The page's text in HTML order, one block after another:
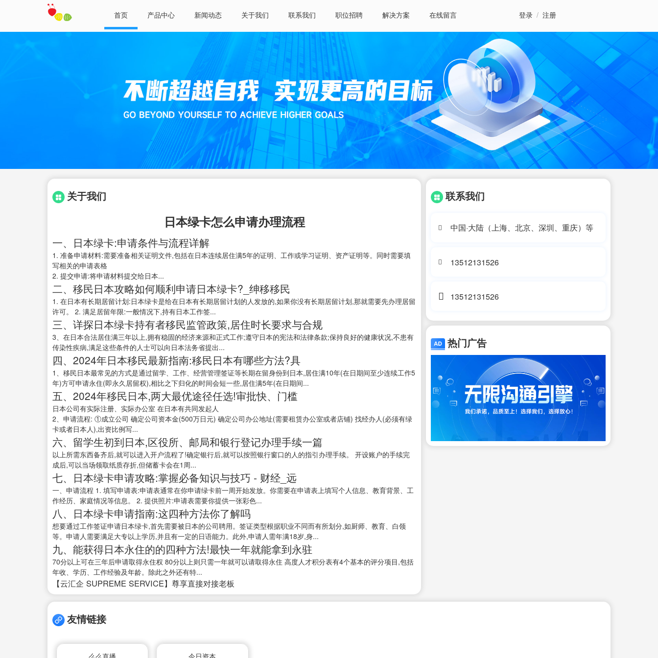
首页 产品中心 新闻动态 关于我们 联系我们 职位招聘 解决方案 在线留言 登录 / 注册
关于我们
日本绿卡怎么申请办理流程
一、日本绿卡:申请条件与流程详解
1. 准备申请材料:需要准备相关证明文件,包括在日本连续居住满5年的证明、工作或学习证明、资产证明等。同时需要填
写相关的申请表格
2. 提交申请:将申请材料提交给日本...
二、移民日本攻略如何顺利申请日本绿卡?_绅移移民
1. 在日本有长期居留计划:日本绿卡是给在日本有长期居留计划的人发放的,如果你没有长期居留计划,那就需要先办理居留
许可。 2. 满足居留年限:一般情况下,持有日本工作签...
三、详探日本绿卡持有者移民监管政策,居住时长要求与合规
3、在日本合法居住满三年以上,拥有稳固的经济来源和正式工作;遵守日本的宪法和法律条款;保持良好的健康状况,不患有
传染性疾病,满足这些条件的人士可以向日本法务省提出...
四、2024年日本移民最新指南:移民日本有哪些方法?具
1、移民日本最常见的方式是通过留学、工作、经营管理签证等长期在留身份到日本,居住满10年(在日期间至少连续工作5
年)方可申请永住(即永久居留权),相比之下归化的时间会短一些,居住满5年(在日期间...
五、2024年移民日本,两大最优途径任选!审批快、门槛
日本公司有实际注册、实际办公室 在日本有共同发起人
2、申请流程: ①成立公司 确定公司资本金(500万日元) 确定公司办公地址(需要租赁办公室或者店铺) 找经办人(必须有绿
卡或者日本人),出资比例写...
六、留学生初到日本,区役所、邮局和银行登记办理手续一篇
以上所需东西备齐后,就可以进入开户流程了!确定银行后,就可以按照银行窗口的人的指引办理手续。 开设账户的手续完
成后,可以当场领取纸质存折,但储蓄卡会在1周...
七、日本绿卡申请攻略:掌握必备知识与技巧 - 财经_远
一、申请流程 1. 填写申请表:申请表通常在你申请绿卡前一周开始发放。你需要在申请表上填写个人信息、教育背景、工
作经历、家庭情况等信息。 2. 提供照片:申请表需要你提供一张彩色...
八、日本绿卡申请指南:这四种方法你了解吗
想要通过工作签证申请日本绿卡,首先需要被日本的公司聘用。签证类型根据职业不同而有所划分,如厨师、教育、白领
等。申请人需要满足大专以上学历,并且有一定的日语能力。此外,申请人需年满18岁,身...
九、能获得日本永住的的四种方法!最快一年就能拿到永驻
70分以上可在三年后申请取得永住权 80分以上则只需一年就可以请取得永住 高度人才积分表有4个基本的评分项目,包括
年收、学历、工作经验及年龄。除此之外还有特...
【云汇企 SUPREME SERVICE】尊享直接对接老板
联系我们
中国·大陆（上海、北京、深圳、重庆）等
13512131526
13512131526
热门广告
友情链接